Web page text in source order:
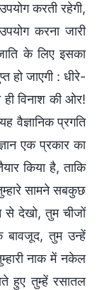
करती रहेगी,
करना जारी
के लिए इसका
हो जाएगी : धीरे-
विनाश की ओर!
वैज्ञानिक प्रगति
एक प्रकार का
किया है, ताकि
सामने सबकुछ
से देखो, तुम चीजों
तुम उन्हें
नाक में नकेल
हुए तुम्हें रसातल